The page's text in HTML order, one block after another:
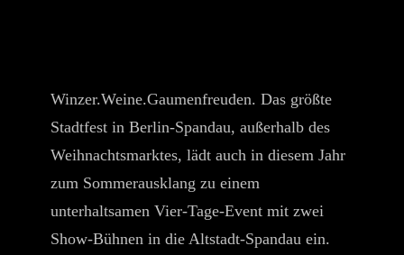
Winzer.Weine.Gaumenfreuden. Das größte
Stadtfest in Berlin-Spandau, außerhalb des
Weihnachtsmarktes, lädt auch in diesem Jahr
zum Sommerausklang zu einem
unterhaltsamen Vier-Tage-Event mit zwei
Show-Bühnen in die Altstadt-Spandau ein.